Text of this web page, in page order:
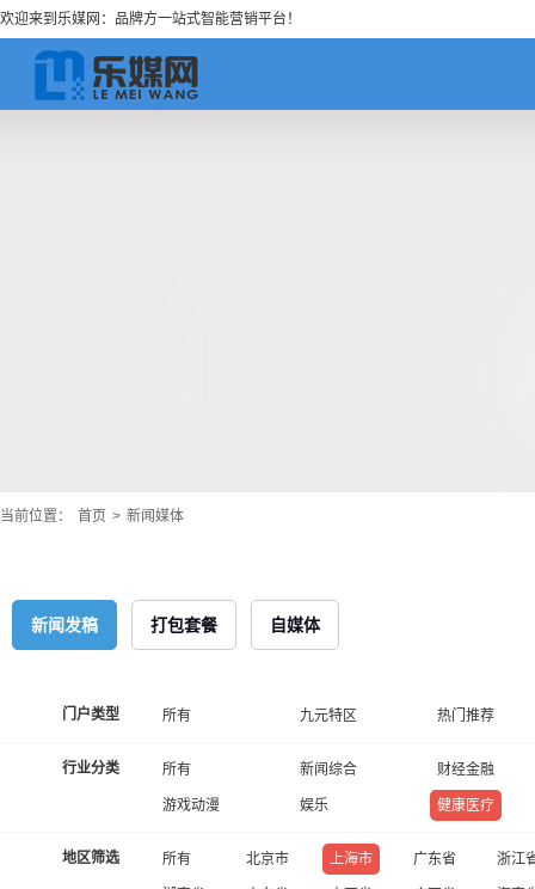
欢迎来到乐媒网：品牌方一站式智能营销平台！
当前位置： 首页 > 新闻媒体
新闻发稿 打包套餐 自媒体
门户类型 所有 九元特区 热门推荐
行业分类 所有 新闻综合 财经金融
游戏动漫 娱乐 健康医疗
地区筛选 所有 北京市 上海市 广东省 浙江